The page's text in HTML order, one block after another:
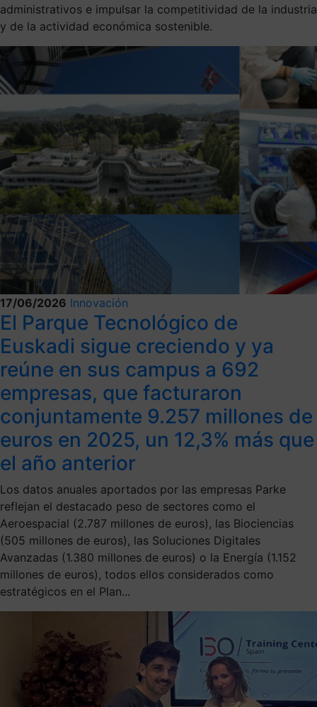
administrativos e impulsar la competitividad de la industria
y de la actividad económica sostenible.
17/06/2026 Innovación
El Parque Tecnológico de
Euskadi sigue creciendo y ya
reúne en sus campus a 692
empresas, que facturaron
conjuntamente 9.257 millones de
euros en 2025, un 12,3% más que
el año anterior
Los datos anuales aportados por las empresas Parke
reflejan el destacado peso de sectores como el
Aeroespacial (2.787 millones de euros), las Biociencias
(505 millones de euros), las Soluciones Digitales
Avanzadas (1.380 millones de euros) o la Energía (1.152
millones de euros), todos ellos considerados como
estratégicos en el Plan...